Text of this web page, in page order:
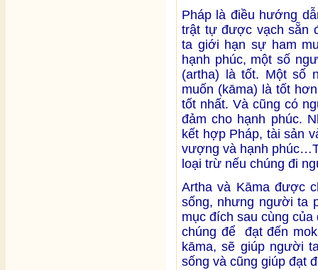
Pháp là điều hướng
trật tự được vạch sẵn
ta giới hạn sự ham
hạnh phúc, một số
(artha) là tốt. Một số
muốn (kāma) là tốt
tốt nhất. Và cũng có
đảm cho hạnh phúc.
kết hợp Pháp, tài sản
vượng và hạnh
loại trừ nếu chúng đi
Artha và Kāma được
sống, nhưng người ta
mục đích sau cùng
chúng để đạt đến
kāma, sẽ giúp người
sống và cũng giúp đạt